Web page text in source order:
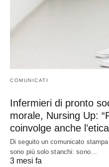
COMUNICATI
Infermieri di pronto
morale, Nursing Up:
coinvolge anche
Di seguito un comunicato
sono più solo stanchi: sono…
3 mesi fa